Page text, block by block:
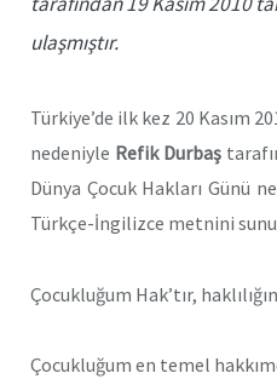
ulaşmıştır.
Türkiye’de ilk kez 20 Kasım
nedeniyle Refik Durbaş
Dünya Çocuk Hakları Günü
Türkçe-İngilizce metnini
Çocukluğum Hak’tır,
Çocukluğum en temel